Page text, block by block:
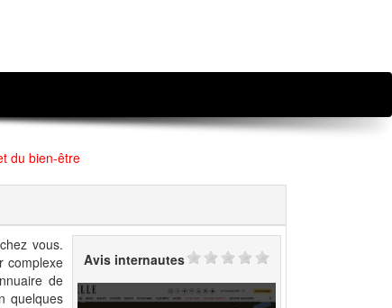
du bien-être
vous.
complexe
de
quelques
Avis internautes